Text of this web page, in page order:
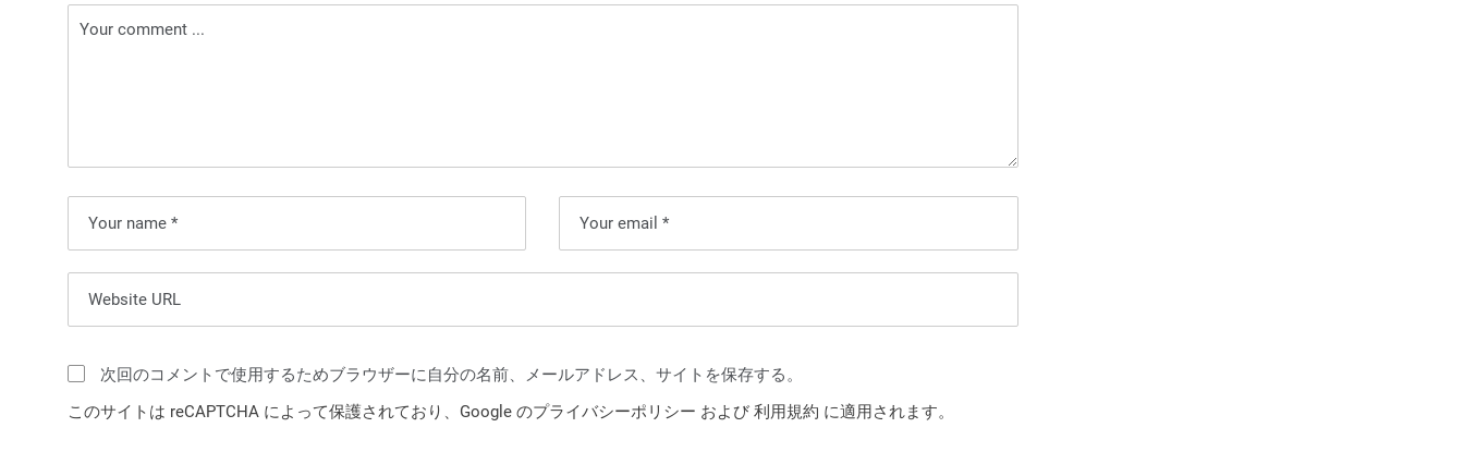
ゲ
ョ
ン
次回のコメントで使用するためブラウザーに自分の名前、メールアドレス、サイトを保存する。
このサイトは reCAPTCHA によって保護されており、Google のプライバシーポリシー および 利用規約 に適用されます。